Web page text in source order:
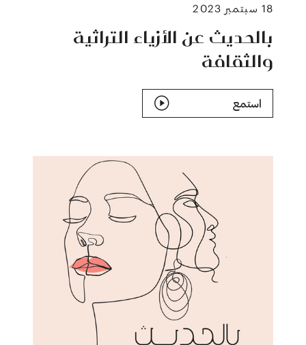
18 سبتمبر 2023
بالحديث عن الأزياء التراثية
والثقافة
استمع